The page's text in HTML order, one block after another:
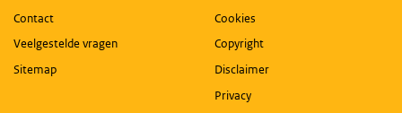
Contact
Veelgestelde vragen
Sitemap
Cookies
Copyright
Disclaimer
Privacy